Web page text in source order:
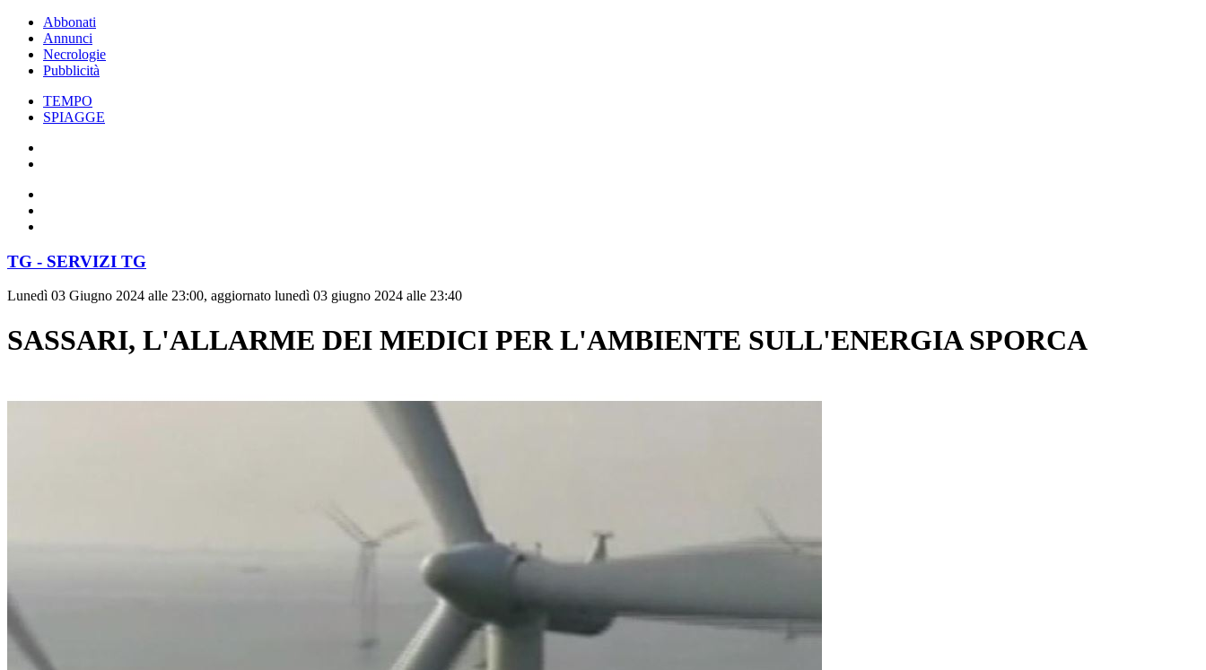
Abbonati
Annunci
Necrologie
Pubblicità
TEMPO
SPIAGGE
TG - SERVIZI TG
Lunedì 03 Giugno 2024 alle 23:00, aggiornato lunedì 03 giugno 2024 alle 23:40
SASSARI, L'ALLARME DEI MEDICI PER L'AMBIENTE SULL'ENERGIA SPORCA